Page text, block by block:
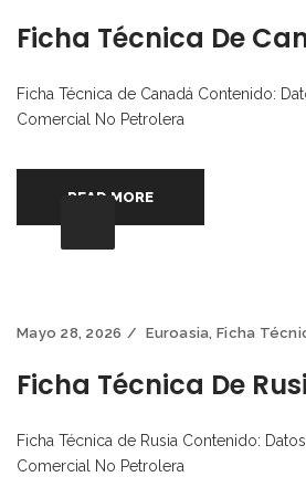
Ficha Técnica De
Ficha Técnica de Canadá Contenido:
Comercial No Petrolera
READ MORE
Mayo 28, 2026 Euroasia,Ficha
Ficha Técnica De
Ficha Técnica de Rusia Contenido:
Comercial No Petrolera